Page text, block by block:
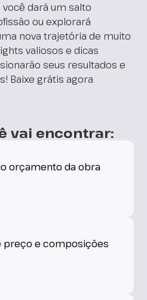
dará um salto
ou explorará
nova trajetória de muito
valiosos e dicas
seus resultados e
Baixe grátis agora
vai encontrar:
orçamento da obra
preço e composições